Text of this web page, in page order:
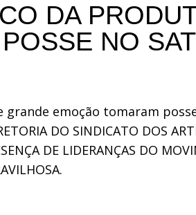
DA
NO
emoção tomaram
DO SINDICATO DOS
DE LIDERANÇAS DO